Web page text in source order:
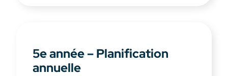
5e année – Planification
annuelle